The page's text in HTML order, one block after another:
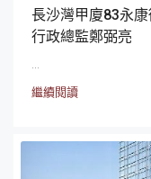
長沙灣甲廈83永
行政總監鄭弼亮
繼續閱讀